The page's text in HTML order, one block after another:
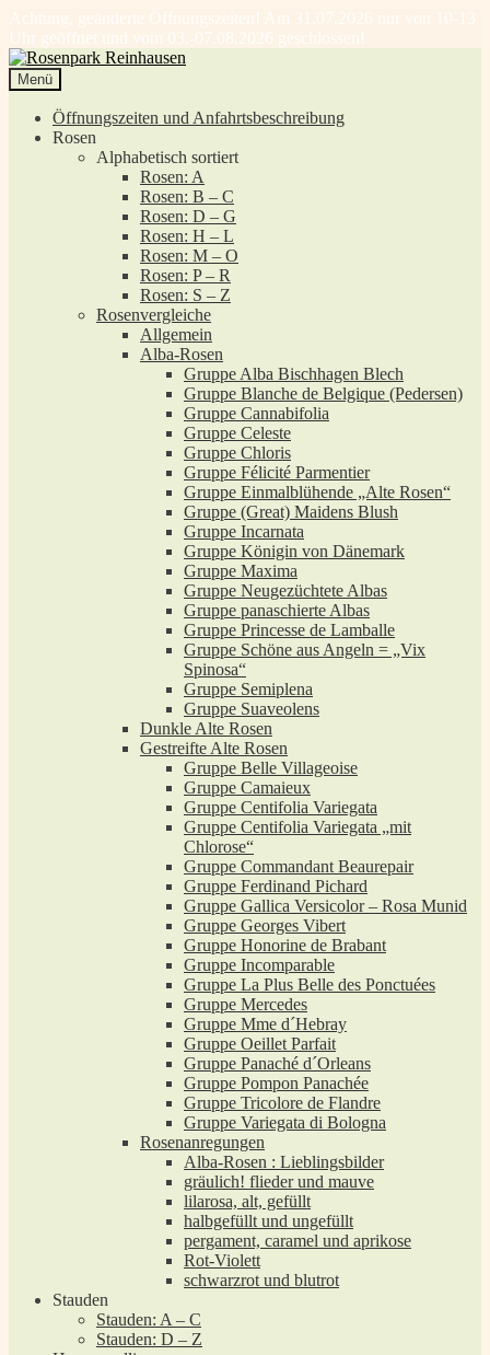
Achtung, geänderte Öffnungszeiten! Am 31.07.2026 nur von 10-13
Uhr geöffnet und vom 03.-07.08.2026 geschlossen!
Zur
Navigation
springen
Zum
Inhalt
springen
Menü
Öffnungszeiten und Anfahrtsbeschreibung
Rosen
Alphabetisch sortiert
Rosen: A
Rosen: B – C
Rosen: D – G
Rosen: H – L
Rosen: M – O
Rosen: P – R
Rosen: S – Z
Rosenvergleiche
Allgemein
Alba-Rosen
Gruppe Alba Bischhagen Blech
Gruppe Blanche de Belgique (Pedersen)
Gruppe Cannabifolia
Gruppe Celeste
Gruppe Chloris
Gruppe Félicité Parmentier
Gruppe Einmalblühende „Alte Rosen“
Gruppe (Great) Maidens Blush
Gruppe Incarnata
Gruppe Königin von Dänemark
Gruppe Maxima
Gruppe Neugezüchtete Albas
Gruppe panaschierte Albas
Gruppe Princesse de Lamballe
Gruppe Schöne aus Angeln = „Vix
Spinosa“
Gruppe Semiplena
Gruppe Suaveolens
Dunkle Alte Rosen
Gestreifte Alte Rosen
Gruppe Belle Villageoise
Gruppe Camaieux
Gruppe Centifolia Variegata
Gruppe Centifolia Variegata „mit
Chlorose“
Gruppe Commandant Beaurepair
Gruppe Ferdinand Pichard
Gruppe Gallica Versicolor – Rosa Munid
Gruppe Georges Vibert
Gruppe Honorine de Brabant
Gruppe Incomparable
Gruppe La Plus Belle des Ponctuées
Gruppe Mercedes
Gruppe Mme d´Hebray
Gruppe Oeillet Parfait
Gruppe Panaché d´Orleans
Gruppe Pompon Panachée
Gruppe Tricolore de Flandre
Gruppe Variegata di Bologna
Rosenanregungen
Alba-Rosen : Lieblingsbilder
gräulich! flieder und mauve
lilarosa, alt, gefüllt
halbgefüllt und ungefüllt
pergament, caramel und aprikose
Rot-Violett
schwarzrot und blutrot
Stauden
Stauden: A – C
Stauden: D – Z